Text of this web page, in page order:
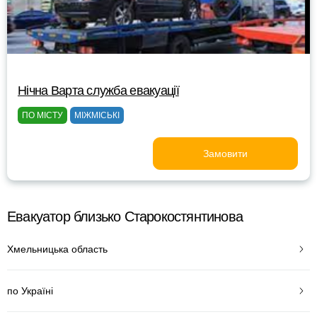
Нічна Варта служба евакуації
ПО МІСТУ МІЖМІСЬКІ
Замовити
Евакуатор близько Старокостянтинова
Хмельницька область
по Україні